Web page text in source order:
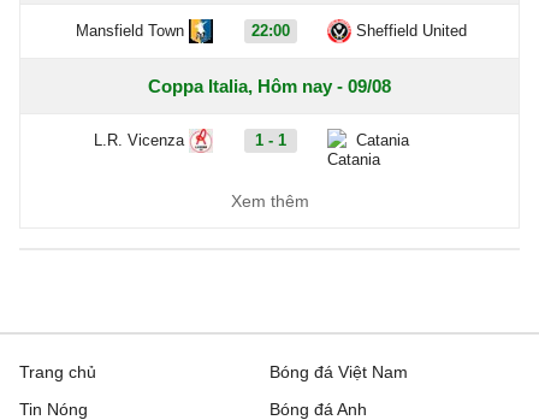
Mansfield Town 22:00 Sheffield United
Coppa Italia, Hôm nay - 09/08
L.R. Vicenza 1 - 1 Catania
3 - 1
4 - 2 Grenoble
Xem thêm
Trang chủ
Tin Nóng
Bóng đá Việt Nam
Bóng đá Anh